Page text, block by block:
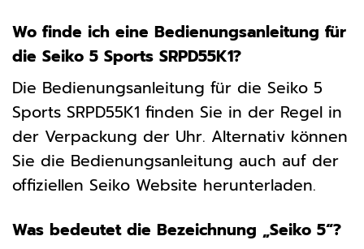
Wo finde ich eine Bedienungsanleitung für
die Seiko 5 Sports SRPD55K1?
Die Bedienungsanleitung für die Seiko 5
Sports SRPD55K1 finden Sie in der Regel in
der Verpackung der Uhr. Alternativ können
Sie die Bedienungsanleitung auch auf der
offiziellen Seiko Website herunterladen.
Was bedeutet die Bezeichnung „Seiko 5“?